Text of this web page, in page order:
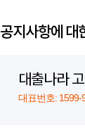
공지사항에 대
대출나라
대표번호: 1599-